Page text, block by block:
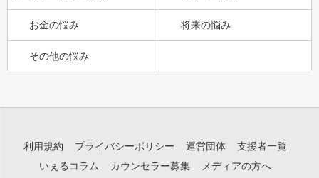
お金の悩み 将来の悩み
その他の悩み
利用規約 プライバシーポリシー 運営団体
支援者一覧
いぇるコラム
カウンセラー募集 メディアの方へ